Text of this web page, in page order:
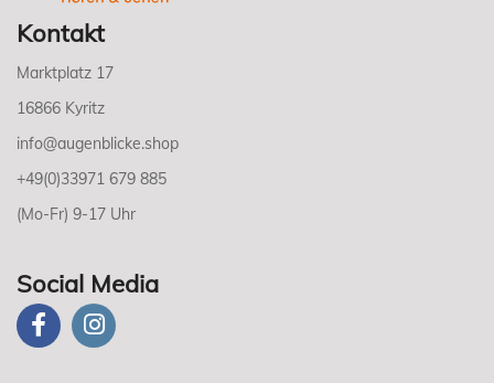
Kontakt
Marktplatz 17
16866 Kyritz
info@augenblicke.shop
+49(0)33971 679 885
(Mo-Fr) 9-17 Uhr
Social Media